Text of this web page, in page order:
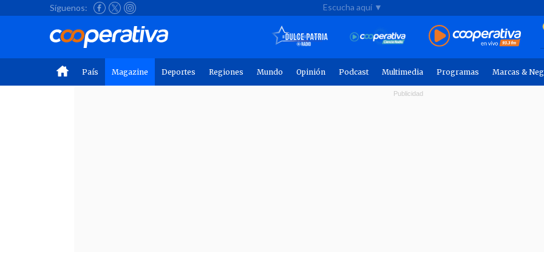
Síguenos: Escucha aquí ▼
País Magazine Deportes Regiones Mundo Opinión Podcast Multimedia Programas Marcas &